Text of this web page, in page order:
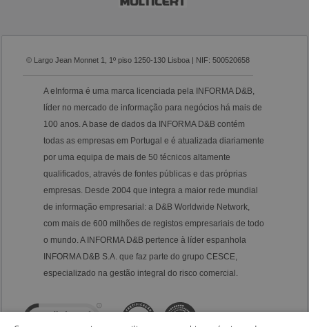
© Largo Jean Monnet 1, 1º piso 1250-130 Lisboa | NIF: 500520658
A eInforma é uma marca licenciada pela INFORMA D&B,
líder no mercado de informação para negócios há mais de
100 anos. A base de dados da INFORMA D&B contém
todas as empresas em Portugal e é atualizada diariamente
por uma equipa de mais de 50 técnicos altamente
qualificados, através de fontes públicas e das próprias
empresas. Desde 2004 que integra a maior rede mundial
de informação empresarial: a D&B Worldwide Network,
com mais de 600 milhões de registos empresariais de todo
o mundo. A INFORMA D&B pertence à líder espanhola
INFORMA D&B S.A. que faz parte do grupo CESCE,
especializado na gestão integral do risco comercial.